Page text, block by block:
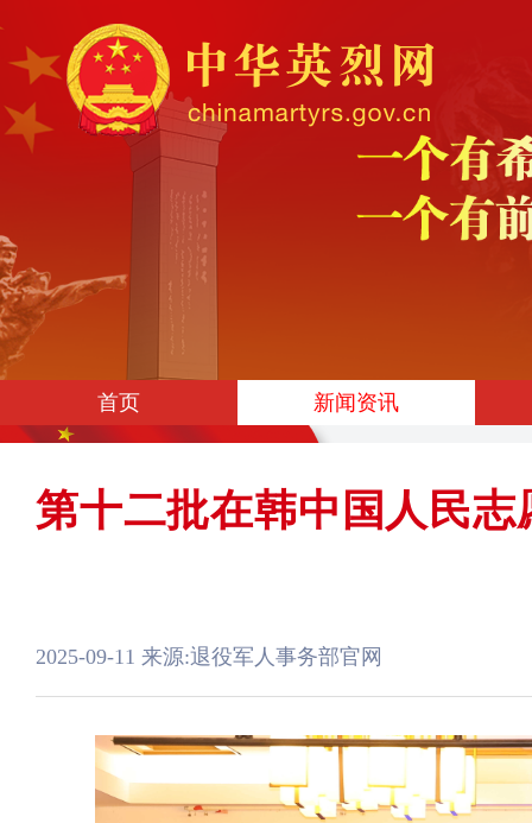
首页 新闻资讯
第十二批在韩中国人民
2025-09-11 来源:退役军人事务部官网